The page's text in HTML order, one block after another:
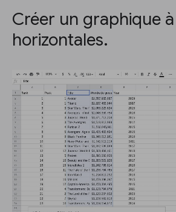
Créer un graphique
horizontales.